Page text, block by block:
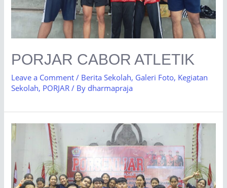
PORJAR CABOR ATLETIK
Leave a Comment / Berita Sekolah, Galeri Foto, Kegiatan
Sekolah, PORJAR / By dharmapraja